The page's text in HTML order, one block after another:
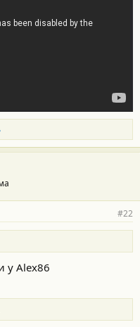
#22
у Alex86